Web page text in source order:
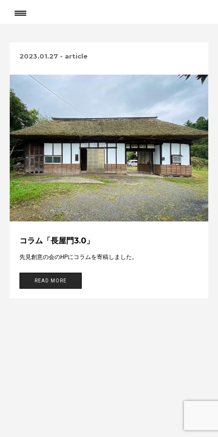
2023.01.27 - article
コラム「長屋門3.0」
先見創意の会のHPにコラムを寄稿しました。
READ MORE